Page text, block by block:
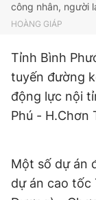
công nhân, người
HOÀNG GIÁP
Tỉnh Bình
tuyến đường
động lực nội
Phú - H.Chơn
Một số dự án
dự án cao tốc